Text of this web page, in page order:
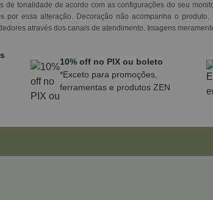
de tonalidade de acordo com as configurações do seu
por essa alteração. Decoração não acompanha o
através dos canais de atendimento. Imagens
10% off no PIX ou boleto
*Exceto para promoções,
ferramentas e produtos ZEN